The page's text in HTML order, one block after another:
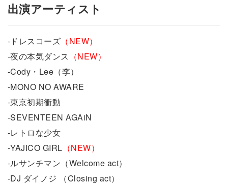
出演アーティスト
-ドレスコーズ （NEW）
-夜の本気ダンス （NEW）
-Cody・Lee（李）
-MONO NO AWARE
-東京初期衝動
-SEVENTEEN AGAiN
-レトロな少女
-YAJICO GIRL （NEW）
-ルサンチマン（Welcome act）
-DJ ダイノジ （Closing act）